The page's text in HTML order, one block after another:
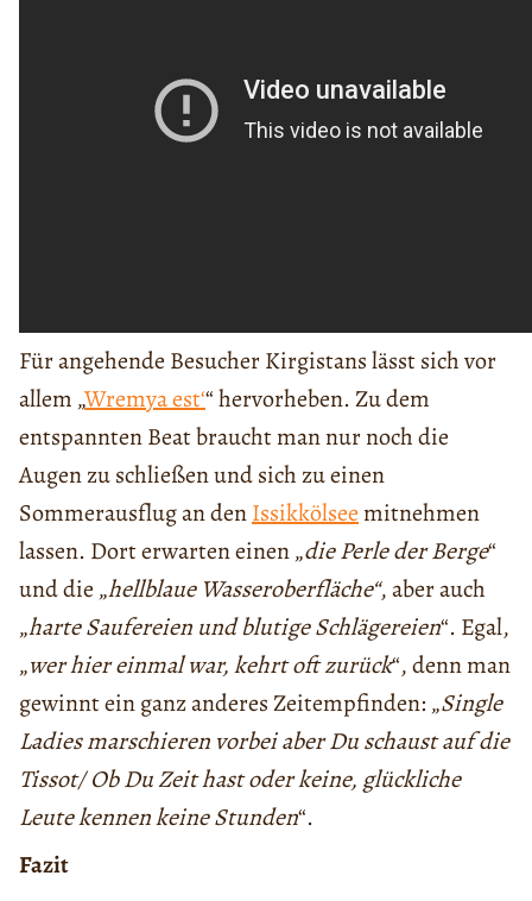
Für angehende Besucher Kirgistans lässt sich vor
allem „Wremya est‘“ hervorheben. Zu dem
entspannten Beat braucht man nur noch die
Augen zu schließen und sich zu einen
Sommerausflug an denIssikkölseemitnehmen
lassen. Dort erwarten einen „die Perle der Berge“
und die „hellblaue Wasseroberfläche“, aber auch
„harte Saufereien und blutige Schlägereien“. Egal,
„wer hier einmal war, kehrt oft zurück“, denn man
gewinnt ein ganz anderes Zeitempfinden: „Single
Ladies marschieren vorbei aber Du schaust auf die
Tissot/ Ob Du Zeit hast oder keine, glückliche
Leute kennen keine Stunden“.
Fazit